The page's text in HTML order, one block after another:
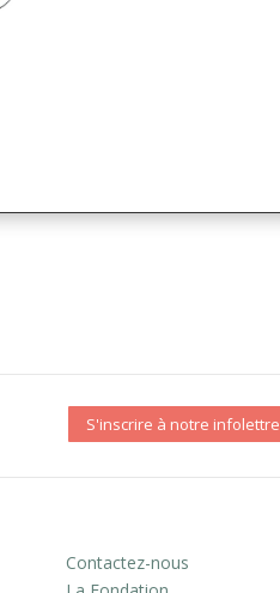
S'inscrire à notre infolettre
Contactez-nous